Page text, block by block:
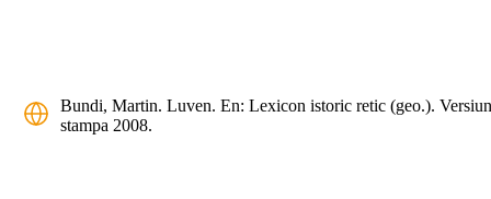
Bundi, Martin. Luven. En: Lexicon istoric retic (geo.).
stampa 2008.